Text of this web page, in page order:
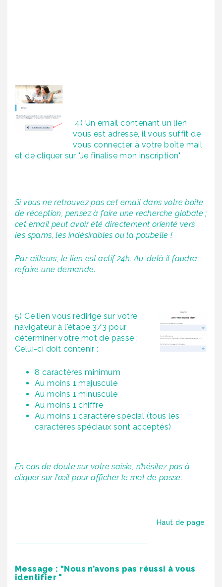
4) Un email contenant un lien
vous est adressé, il vous suffit de
vous connecter à votre boîte mail
et de cliquer sur "Je finalise mon inscription"
Si vous ne retrouvez pas cet email dans votre boîte
de réception, pensez à faire une recherche globale ;
cet email peut avoir été directement orienté vers
les spams, les indésirables ou la poubelle !
Par ailleurs, le lien est actif 24h. Au-delà il faudra
refaire une demande.
5) Ce lien vous redirige sur votre
navigateur à l'étape 3/3 pour
déterminer votre mot de passe ;
Celui-ci doit contenir :
8 caractères minimum
Au moins 1 majuscule
Au moins 1 minuscule
Au moins 1 chiffre
Au moins 1 caractère spécial (tous les
caractères spéciaux sont acceptés)
En cas de doute sur votre saisie, n’hésitez pas à
cliquer sur l’œilpour afficher le mot de passe.
Haut de page
Message : "Nous n’avons pas réussi à vous
identifier "